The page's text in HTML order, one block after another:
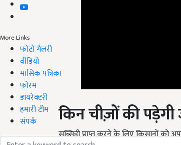
More Links
फोटो गैलरी
वीडियो
मासिक पत्रिका
फोरम
डायरेक्टरी
हमारी टीम
संपर्क
किन चीज़ों की
सब्सिडी प्राप्त करने के लिए किसानों को
यह सब्सिडी पहले आओ पहले पाओ के आधार